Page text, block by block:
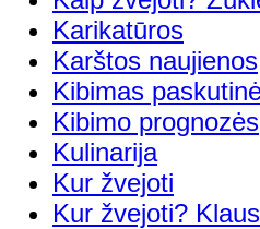
Karikatūros
Karštos naujienos
Kibimas
Kibimo prognozės
Kulinarija
Kur žvejoti
Kur žvejoti?